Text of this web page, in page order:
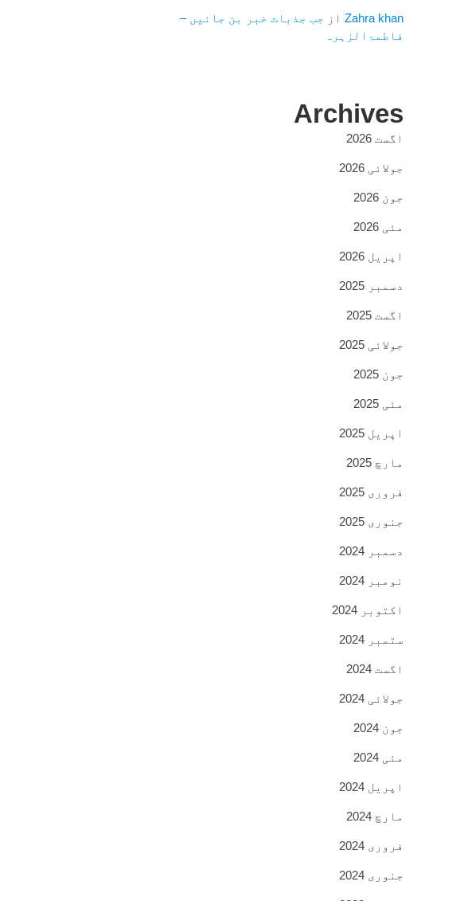
Zahra khanاز جب جذبات خبر بن جائیں –
فاطمۃالزہرہ
Archives
اگست 2026
جولائی 2026
جون 2026
مئی 2026
اپریل 2026
دسمبر 2025
اگست 2025
جولائی 2025
جون 2025
مئی 2025
اپریل 2025
مارچ 2025
فروری 2025
جنوری 2025
دسمبر 2024
نومبر 2024
اکتوبر 2024
ستمبر 2024
اگست 2024
جولائی 2024
جون 2024
مئی 2024
اپریل 2024
مارچ 2024
فروری 2024
جنوری 2024